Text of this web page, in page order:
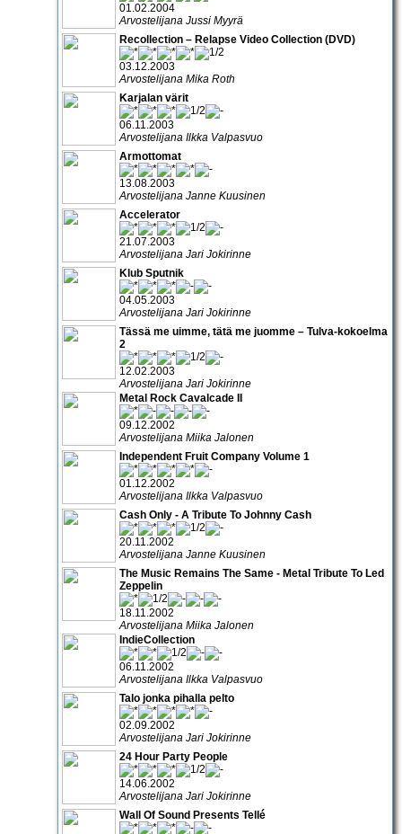
01.02.2004
Arvostelijana Jussi Myyrä
Recollection – Relapse Video Collection (DVD)
03.12.2003
Arvostelijana Mika Roth
Karjalan värit
06.11.2003
Arvostelijana Ilkka Valpasvuo
Armottomat
13.08.2003
Arvostelijana Janne Kuusinen
Accelerator
21.07.2003
Arvostelijana Jari Jokirinne
Klub Sputnik
04.05.2003
Arvostelijana Jari Jokirinne
Tässä me uimme, tätä me juomme – Tulva-kokoelma
2
12.02.2003
Arvostelijana Jari Jokirinne
Metal Rock Cavalcade II
09.12.2002
Arvostelijana Miika Jalonen
Independent Fruit Company Volume 1
01.12.2002
Arvostelijana Ilkka Valpasvuo
Cash Only - A Tribute To Johnny Cash
20.11.2002
Arvostelijana Janne Kuusinen
The Music Remains The Same - Metal Tribute To Led
Zeppelin
18.11.2002
Arvostelijana Miika Jalonen
IndieCollection
06.11.2002
Arvostelijana Ilkka Valpasvuo
Talo jonka pihalla pelto
02.09.2002
Arvostelijana Jari Jokirinne
24 Hour Party People
14.06.2002
Arvostelijana Jari Jokirinne
Wall Of Sound Presents Tellé